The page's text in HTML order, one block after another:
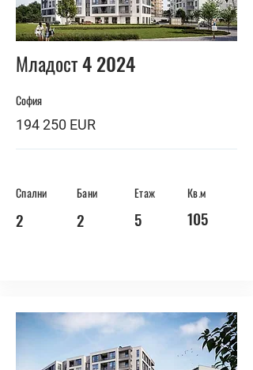
BUY
Младост 4 2024
София
194 250 EUR
Спални Бани Етаж Кв.м
2 2 5 105